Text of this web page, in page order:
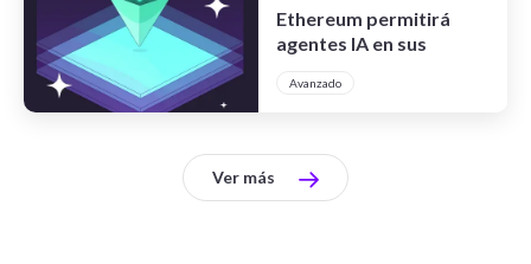
Ethereum permitirá
agentes IA en sus
Avanzado
Ver más